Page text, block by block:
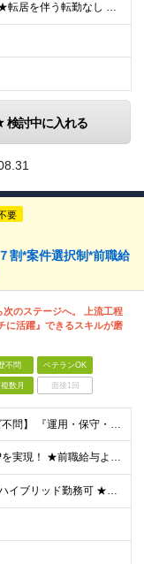
★100％フルリモート！ ★転居を伴う転勤なし 本社またはプロジェクト先にて勤務いただきます！ ※プロジェクト先は一都三県及び23区内がメイン 【本社】 東京都新宿区神楽坂1-2 研究社英語センタ
検討中に入れる
要
割*案件選択制*前職給
次のステージへ。 上流工程
に活躍』できるスキルが磨
不問 ベテランOK
数月 面接1回
【経験浅めOK・フェーズ不問】 『運用・保守・監視の経験しかないが、設計構築へキャリアチェンジしたい！』 『将来が見えないので、マルチなスキルを身につけたい！』 などなど、今のフェーズに悩む『意欲が
★全員が前職より年収UPを実現！ ★前職給与より120％アップ実績あり ★前職給与を最大限に考慮 ★入社4年目で年収800万円の社員も在籍！ 年俸336万円～880万円（1/12を毎月支給）＋インセ
★在宅勤務率70%以上／ハイブリッド勤務可 ★転勤なし 本社または一都三県のプロジェクト先（東陽町、浜松町などメインは東京23区内）にて勤務いただきます！ 【本社】 東京都荒川区西日暮里5-10-